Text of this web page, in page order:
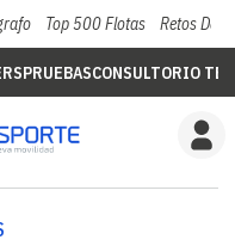
Top 500 Flotas Retos Del
PRUEBASCONSULTORIO